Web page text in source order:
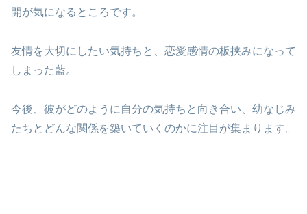
開が気になるところです。
友情を大切にしたい気持ちと、恋愛感情の板挟みになって
しまった藍。
今後、彼がどのように自分の気持ちと向き合い、幼なじみ
たちとどんな関係を築いていくのかに注目が集まります。